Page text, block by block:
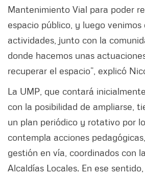
Mantenimiento Vial para poder
espacio público, y luego venimos
actividades, junto con la
donde hacemos unas
recuperar el espacio”, explicó
La UMP, que contará
con la posibilidad de ampliarse,
un plan periódico y rotativo por
contempla acciones
gestión en vía, coordinados con
Alcaldías Locales. En ese